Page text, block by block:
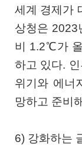
세계 경제가
상청은 2023
비 1.2℃가
하고 있다.
위기와 에너
망하고 준비
6) 강화하는